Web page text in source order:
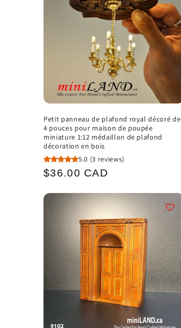
Petit panneau de plafond royal décoré de
4 pouces pour maison de poupée
miniature 1:12 médaillon de plafond
décoration en bois
5.0 (3 reviews)
Prix
$36.00 CAD